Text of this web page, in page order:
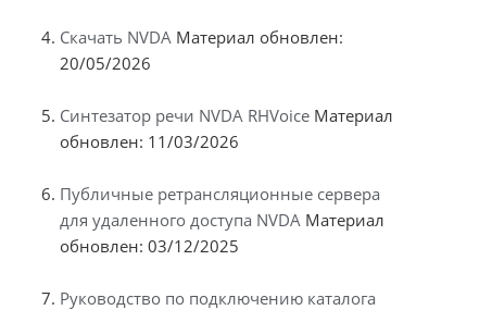
Скачать NVDA Материал обновлен:
20/05/2026
Синтезатор речи NVDA RHVoice Материал
обновлен: 11/03/2026
Публичные ретрансляционные сервера
для удаленного доступа NVDA Материал
обновлен: 03/12/2025
Руководство по подключению каталога